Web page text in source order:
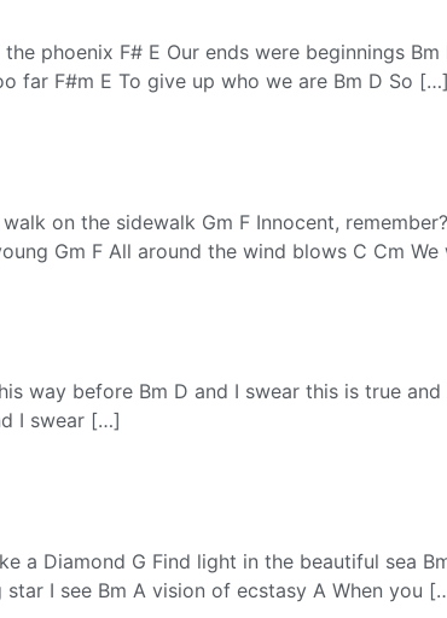
phoenix F# E Our ends were beginnings
far F#m E To give up who we are Bm D So […]
on the sidewalk Gm F Innocent,
Gm F All around the wind blows C Cm
way before Bm D and I swear this is true
I swear […]
a Diamond G Find light in the beautiful sea
star I see Bm A vision of ecstasy A When you